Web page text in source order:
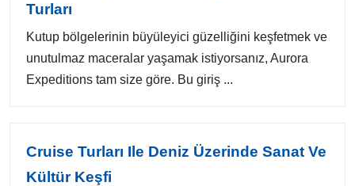
Turları
Kutup bölgelerinin büyüleyici güzelliğini keşfetmek ve
unutulmaz maceralar yaşamak istiyorsanız, Aurora
Expeditions tam size göre. Bu giriş ...
Cruise Turları Ile Deniz Üzerinde Sanat Ve
Kültür Keşfi